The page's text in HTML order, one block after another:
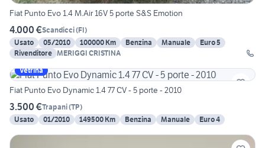
Fiat Punto Evo 1.4 M.Air 16V 5 porte S&S Emotion
4.000 €Scandicci(FI)
Usato
05/2010 100000 Km Benzina Manuale
Euro 5
Rivenditore MERIGGI CRISTINA
Vetrina
Fiat Punto Evo Dynamic 1.4 77 CV - 5 porte - 2010
3.500 €Trapani(TP)
Usato
01/2010 149500 Km Benzina Manuale Euro 4